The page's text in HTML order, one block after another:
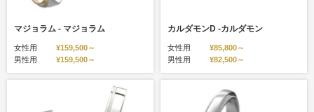
マジョラム - マジョラム
女性用
¥159,500～
男性用
¥159,500～
カルダモンD -カルダモン
女性用
¥85,800～
男性用
¥82,500～